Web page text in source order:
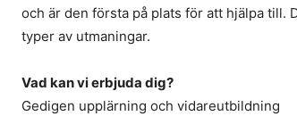
och är den första på plats för att hjälpa till.
typer av utmaningar.
Vad kan vi erbjuda dig?
Gedigen upplärning och vidareutbildning